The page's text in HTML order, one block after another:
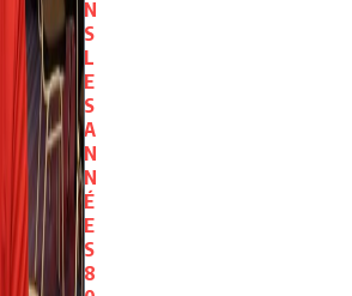
N
S
L
E
S
A
N
N
É
E
S
8